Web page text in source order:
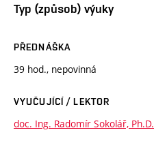
Typ (způsob) výuky
PŘEDNÁŠKA
39 hod., nepovinná
VYUČUJÍCÍ / LEKTOR
doc. Ing. Radomír Sokolář, Ph.D.